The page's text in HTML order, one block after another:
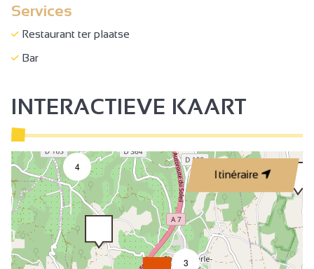
Services
Restaurant ter plaatse
Bar
INTERACTIEVE KAART
Itinéraire
3
4